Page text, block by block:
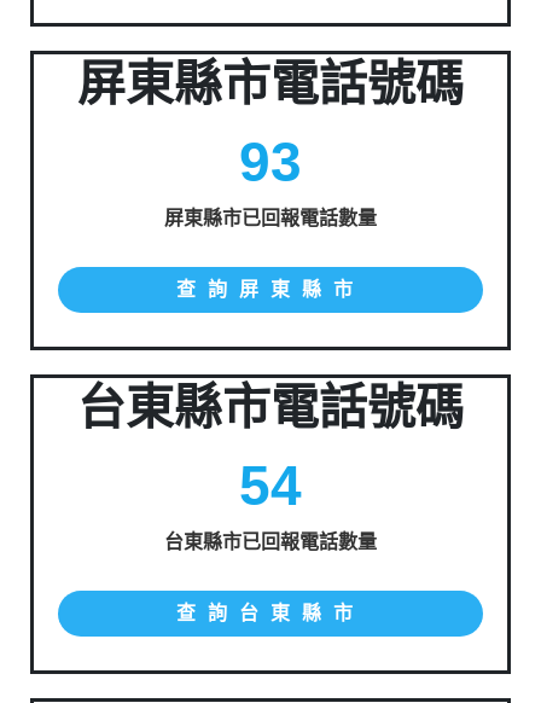
屏東縣市電話號碼
93
屏東縣市已回報電話數量
查詢屏東縣市
台東縣市電話號碼
54
台東縣市已回報電話數量
查詢台東縣市